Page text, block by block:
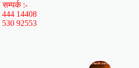
सम्पर्क :-
444 14408
530 92553